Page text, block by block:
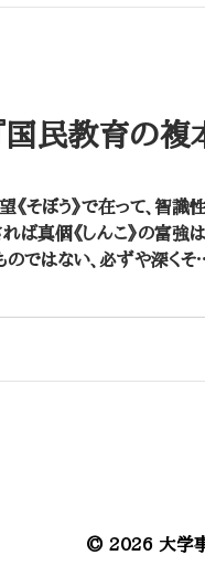
国民教育の複
そぼう》で在って、智識
ば真個《しんこ》の富強
のではない、必ずや深くそ
© 2026 大学